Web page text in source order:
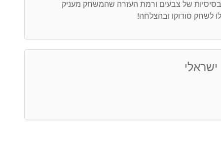
בסיסיות של צבעים ורמת העזרה שהמשחק מעניק
לשחק סודוקו ובהצלחה!
ישראלי